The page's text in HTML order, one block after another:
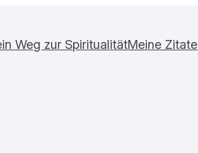
Weg zur SpiritualitätMeine Zitate